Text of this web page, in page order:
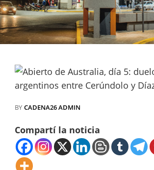
BY CADENA26 ADMIN
Compartí la noticia